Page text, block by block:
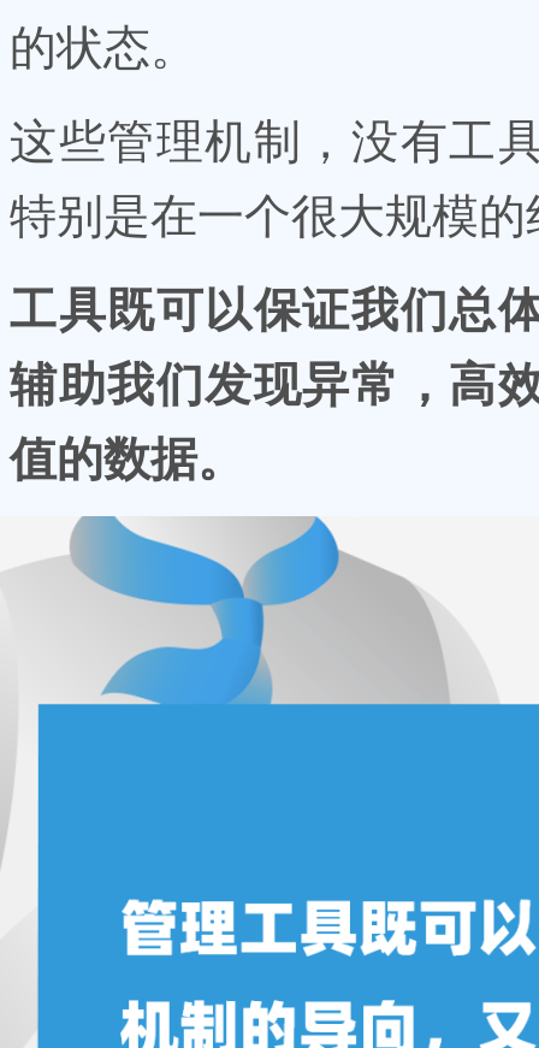
的状态。
这些管理机制，没有工
特别是在一个很大规模
工具既可以保证我们总
辅助我们发现异常，高
值的数据。